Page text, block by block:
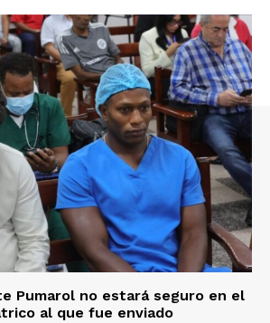
Pumarol no estará seguro en el
al que fue enviado